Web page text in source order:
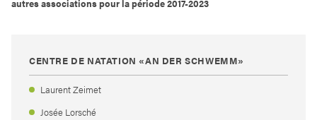
autres associations pour la période 2017-2023
CENTRE DE NATATION «AN DER SCHWEMM»
Laurent Zeimet
Josée Lorsché